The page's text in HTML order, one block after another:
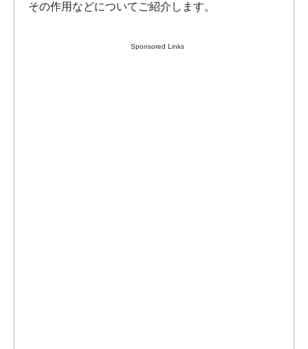
その作用などについてご紹介します。
Sponsored Links